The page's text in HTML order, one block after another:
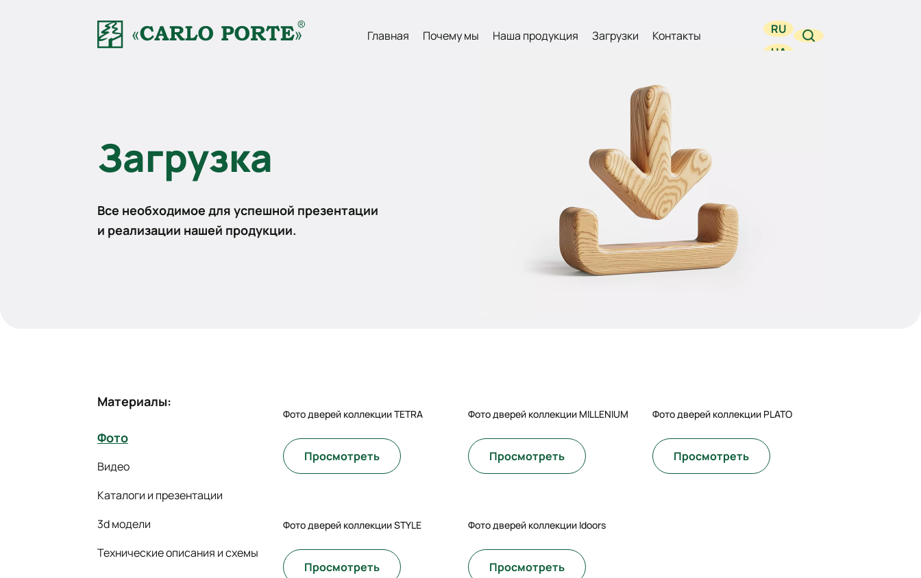
Главная Почему мы Наша продукция Загрузки
Контакты
UA
RU
Загрузка
Все необходимое для успешной презентации
и реализации нашей продукции.
Материалы:
Фото
Видео
Каталоги и презентации
3d модели
Технические описания и схемы
Фото дверей коллекции TETRA
Просмотреть
Фото дверей коллекции MILLENIUM
Просмотреть
Фото дверей коллекции PLATO
Просмотреть
Фото дверей коллекции STYLE
Просмотреть
Фото дверей коллекции Idoors
Просмотреть